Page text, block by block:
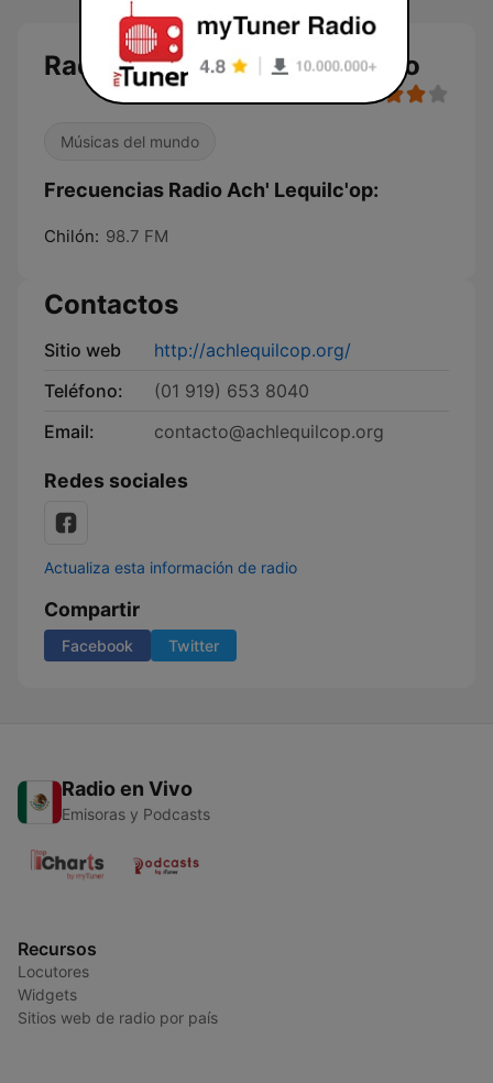
Radio Ach' Lequilc'op en vivo
Músicas del mundo
Frecuencias Radio Ach' Lequilc'op:
Chilón: 98.7 FM
Contactos
Sitio web
http://achlequilcop.org/
Teléfono:
(01 919) 653 8040
Email:
contacto@achlequilcop.org
Redes sociales
Actualiza esta información de radio
Compartir
Facebook Twitter
Radio en Vivo
Emisoras y Podcasts
Recursos
Locutores
Widgets
Sitios web de radio por país